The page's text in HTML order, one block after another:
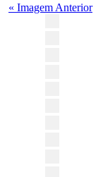
« Imagem Anterior